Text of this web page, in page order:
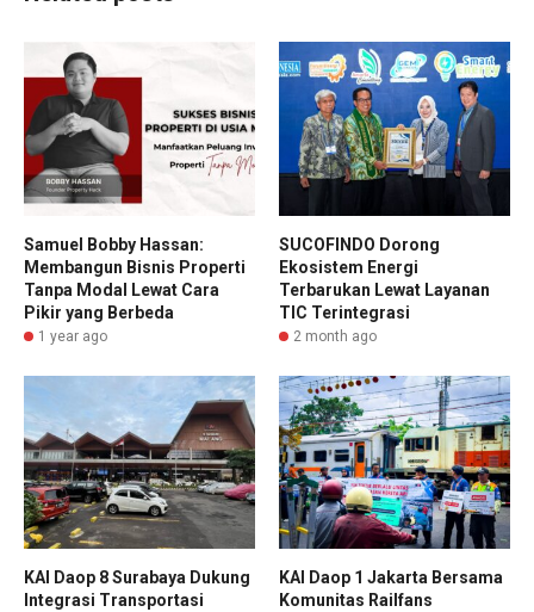
Samuel Bobby Hassan:
Membangun Bisnis Properti
Tanpa Modal Lewat Cara
Pikir yang Berbeda
1 year ago
SUCOFINDO Dorong
Ekosistem Energi
Terbarukan Lewat Layanan
TIC Terintegrasi
2 month ago
KAI Daop 8 Surabaya Dukung
Integrasi Transportasi
KAI Daop 1 Jakarta Bersama
Komunitas Railfans